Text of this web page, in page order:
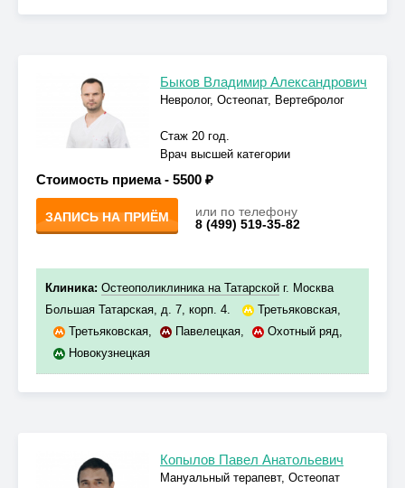
Быков Владимир Александрович
Невролог, Остеопат, Вертебролог
Стаж 20 год.
Врач высшей категории
Стоимость приема - 5500 ₽
ЗАПИСЬ НА ПРИЁМ
или по телефону
8 (499) 519-35-82
Клиника: Остеополиклиника на Татарской г. Москва
Большая Татарская, д. 7, корп. 4.
Третьяковская,
Третьяковская, Павелецкая, Охотный ряд,
Новокузнецкая
Копылов Павел Анатольевич
Мануальный терапевт, Остеопат